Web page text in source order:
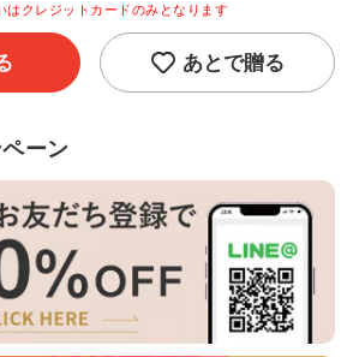
はクレジットカードのみとなります
あとで贈る
ーン